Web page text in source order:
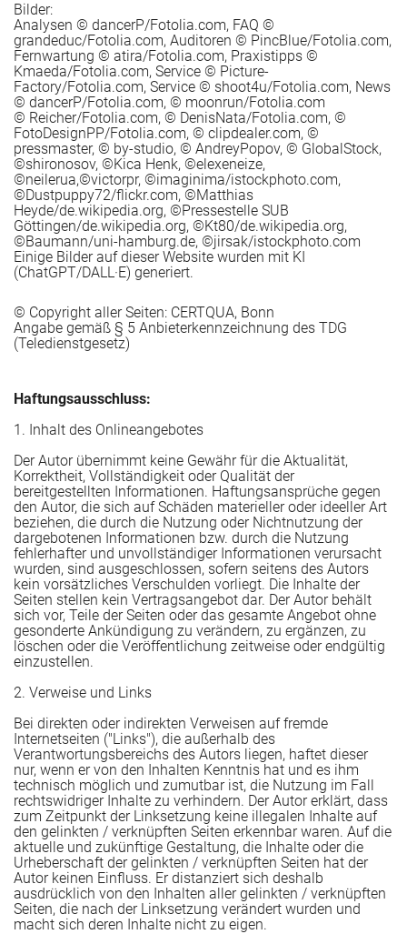
beiden Ansätze zusammen?
und Impulse für QM-Anwenderinnen und
entwickeln
Bilder:
Analysen © dancerP/Fotolia.com, FAQ ©
grandeduc/Fotolia.com, Auditoren © PincBlue/Fotolia.com,
Fernwartung © atira/Fotolia.com, Praxistipps ©
Kmaeda/Fotolia.com, Service © Picture-
Factory/Fotolia.com, Service © shoot4u/Fotolia.com, News
© dancerP/Fotolia.com, © moonrun/Fotolia.com
© Reicher/Fotolia.com, © DenisNata/Fotolia.com, ©
FotoDesignPP/Fotolia.com, © clipdealer.com, ©
pressmaster, © by-studio, © AndreyPopov, © GlobalStock,
©shironosov, ©Kica Henk, ©elexeneize,
©neilerua,©victorpr, ©imaginima/istockphoto.com,
©Dustpuppy72/flickr.com, ©Matthias
Heyde/de.wikipedia.org, ©Pressestelle SUB
Göttingen/de.wikipedia.org, ©Kt80/de.wikipedia.org,
©Baumann/uni-hamburg.de, ©jirsak/istockphoto.com
Einige Bilder auf dieser Website wurden mit KI
(ChatGPT/DALL·E) generiert.
© Copyright aller Seiten: CERTQUA, Bonn
Angabe gemäß § 5 Anbieterkennzeichnung des TDG
(Teledienstgesetz)
Haftungsausschluss:
1. Inhalt des Onlineangebotes
Der Autor übernimmt keine Gewähr für die Aktualität,
Korrektheit, Vollständigkeit oder Qualität der
bereitgestellten Informationen. Haftungsansprüche gegen
den Autor, die sich auf Schäden materieller oder ideeller Art
beziehen, die durch die Nutzung oder Nichtnutzung der
dargebotenen Informationen bzw. durch die Nutzung
fehlerhafter und unvollständiger Informationen verursacht
wurden, sind ausgeschlossen, sofern seitens des Autors
kein vorsätzliches Verschulden vorliegt. Die Inhalte der
Seiten stellen kein Vertragsangebot dar. Der Autor behält
sich vor, Teile der Seiten oder das gesamte Angebot ohne
gesonderte Ankündigung zu verändern, zu ergänzen, zu
löschen oder die Veröffentlichung zeitweise oder endgültig
einzustellen.
2. Verweise und Links
Bei direkten oder indirekten Verweisen auf fremde
Internetseiten ("Links"), die außerhalb des
Verantwortungsbereichs des Autors liegen, haftet dieser
nur, wenn er von den Inhalten Kenntnis hat und es ihm
technisch möglich und zumutbar ist, die Nutzung im Fall
rechtswidriger Inhalte zu verhindern. Der Autor erklärt, dass
zum Zeitpunkt der Linksetzung keine illegalen Inhalte auf
den gelinkten / verknüpften Seiten erkennbar waren. Auf die
aktuelle und zukünftige Gestaltung, die Inhalte oder die
Urheberschaft der gelinkten / verknüpften Seiten hat der
Autor keinen Einfluss. Er distanziert sich deshalb
ausdrücklich von den Inhalten aller gelinkten / verknüpften
Seiten, die nach der Linksetzung verändert wurden und
macht sich deren Inhalte nicht zu eigen.